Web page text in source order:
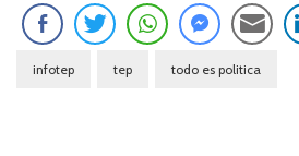
infotep tep todo es politica